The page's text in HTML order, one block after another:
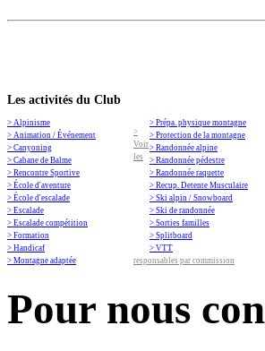
Les activités du Club
> Alpinisme
> Animation / Événement
> Canyoning
> Cabane de Balme
> Rencontre Sportive
> École d'aventure
> École d'escalade
> Escalade
> Escalade compétition
> Formation
> Handicaf
> Montagne adaptée
> Prépa. physique montagne
> Protection de la montagne
> Randonnée alpine
> Randonnée pédestre
> Randonnée raquette
> Recup. Detente Musculaire
> Ski alpin / Snowboard
> Ski de randonnée
> Sorties familles
> Splitboard
> VTT
>
Voir
les
responsables par commission
Pour nous